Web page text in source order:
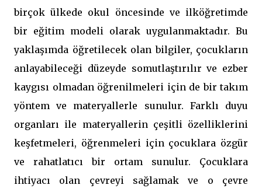
birçok ülkede okul öncesinde ve ilköğretimde
bir eğitim modeli olarak uygulanmaktadır. Bu
yaklaşımda öğretilecek olan bilgiler, çocukların
anlayabileceği düzeyde somutlaştırılır ve ezber
kaygısı olmadan öğrenilmeleri için de bir takım
yöntem ve materyallerle sunulur. Farklı duyu
organları ile materyallerin çeşitli özelliklerini
keşfetmeleri, öğrenmeleri için çocuklara özgür
ve rahatlatıcı bir ortam sunulur. Çocuklara
ihtiyacı olan çevreyi sağlamak ve o çevre